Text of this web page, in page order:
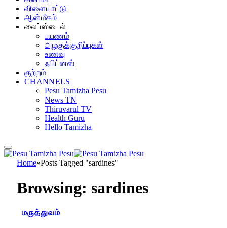
விளையாட்டு
ஆன்மீகம்
லைப்ஸ்டைல்
பயணம்
அழகுக்குறிப்புகள்
உணவு
ஃபிட்னஸ்
குற்றம்
CHANNELS
Pesu Tamizha Pesu
News TN
Thiruvarul TV
Health Guru
Hello Tamizha
Home»Posts Tagged "sardines"
Browsing: sardines
மருத்துவம்